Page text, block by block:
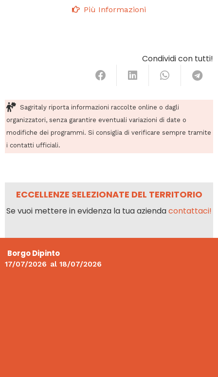
Più Informazioni
Condividi con tutti!
Sagritaly riporta informazioni raccolte online o dagli
organizzatori, senza garantire eventuali variazioni di date o
modifiche dei programmi. Si consiglia di verificare sempre tramite
i contatti ufficiali.
ECCELLENZE SELEZIONATE DEL TERRITORIO
Se vuoi mettere in evidenza la tua aziendacontattaci!
Borgo Dipinto
17/07/2026 al 18/07/2026